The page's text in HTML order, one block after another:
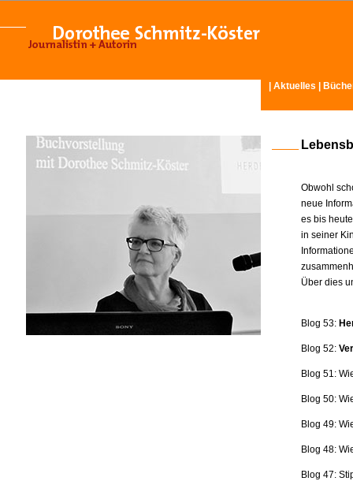
Aktuelles
Obwohl
neue
es bis
in seiner
Über dies
Blog 53:
Blog 52:
Blog 51:
Blog 50:
Blog 49:
Blog 48:
Blog 47: